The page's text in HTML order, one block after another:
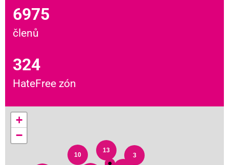
6975
členů
324
HateFree zón
3
13
10
+
−